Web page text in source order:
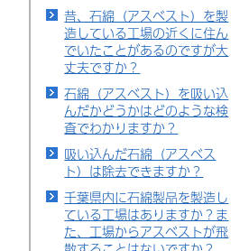
昔、石綿（アスベスト）を製
造している工場の近くに住ん
でいたことがあるのですが大
丈夫ですか？
石綿（アスベスト）を吸い込
んだかどうかはどのような検
査でわかりますか？
吸い込んだ石綿（アスベス
ト）は除去できますか？
千葉県内に石綿製品を製造し
ている工場はありますか？ま
た、工場からアスベストが飛